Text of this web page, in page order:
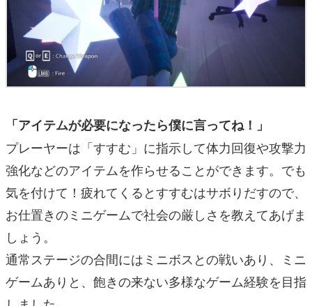
「アイテムが必要になったら僕に言ってね！」
プレーヤーは「すすむ」に指示して体力回復や攻撃力
強化などのアイテムを作らせることができます。でも
気を付けて！疲れてくるとすすむはサボりだすので、
お仕置きのミニゲームで社会の厳しさを教えてあげま
しょう。
通常ステージの合間にはミニボスとの戦いあり、ミニ
ゲームありと、飽きの来ない多様なゲーム経験を目指